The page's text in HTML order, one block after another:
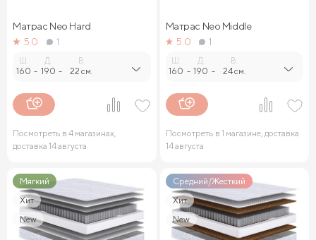
Матрас Neo Hard
5.0
1
160 -
Д.
190 -
В.
22 см.
Посмотреть в 4 магазинах,
доставка 14 августа
Матрас Neo Middle
5.0
1
160 -
Д.
190 -
В.
24 см.
Посмотреть в 1 магазине, доставка
14 августа
Мягкий
Хит
New
Средний/Жесткий
Хит
New